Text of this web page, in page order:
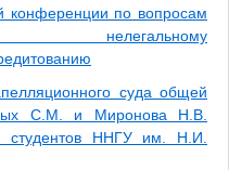
конференции по вопросам
нелегальному
суда общей
С.М. и Миронова Н.В.
студентов ННГУ им. Н.И.